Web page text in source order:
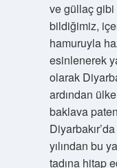
ve güllaç gibi
bildiğimiz,
hamuruyla
esinlenerek
olarak
ardından
baklava
yılından bu
tadına hitap